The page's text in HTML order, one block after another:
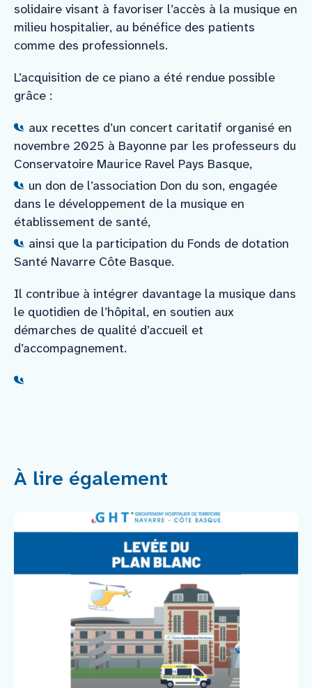
solidaire visant à favoriser l’accès à la musique en
milieu hospitalier, au bénéfice des patients
comme des professionnels.
L’acquisition de ce piano a été rendue possible
grâce :
aux recettes d’un concert caritatif organisé en
novembre 2025 à Bayonne par les professeurs du
Conservatoire Maurice Ravel Pays Basque,
un don de l’association Don du son, engagée
dans le développement de la musique en
établissement de santé,
ainsi que la participation du Fonds de dotation
Santé Navarre Côte Basque.
Il contribue à intégrer davantage la musique dans
le quotidien de l’hôpital, en soutien aux
démarches de qualité d’accueil et
d’accompagnement.
À lire également